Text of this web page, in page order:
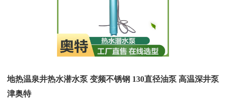
地热温泉井热水潜水泵 变频不锈钢 130直径油泵 高温深井泵
津奥特